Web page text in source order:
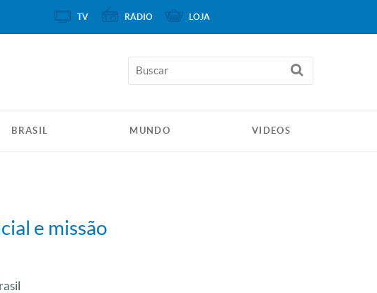
BRASIL MUNDO VIDEOS
e missão
TV RÁDIO LOJA